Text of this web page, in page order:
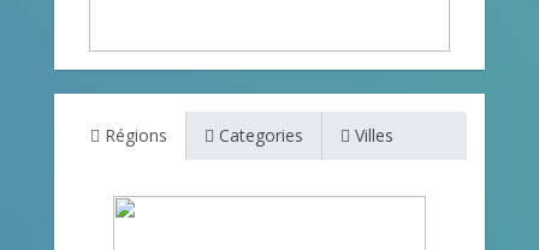
Régions Categories Villes